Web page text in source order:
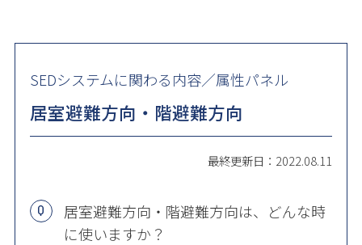
SEDシステムに関わる内容／属性パネル
居室避難方向・階避難方向
最終更新日：2022.08.11
居室避難方向・階避難方向は、どんな時
に使いますか？